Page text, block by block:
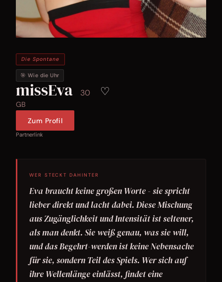
Die Spontane
🎯 Wie die Uhr
missEva 30 ♡
GB
Zum Profil
Partnerlink
WER STECKT DAHINTER
Eva braucht keine großen Worte - sie spricht
lieber direkt und lacht dabei. Diese Mischung
aus Zugänglichkeit und Intensität ist seltener,
als man denkt. Sie weiß genau, was sie will,
und das Begehrt-werden ist keine Nebensache
für sie, sondern Teil des Spiels. Wer sich auf
ihre Wellenlänge einlässt, findet eine